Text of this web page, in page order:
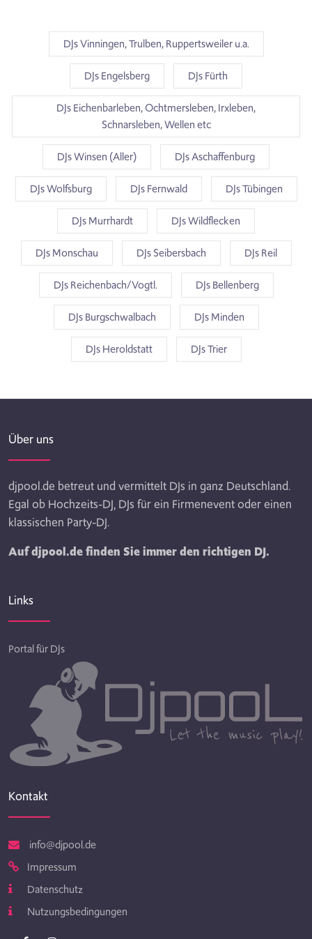
DJs Vinningen, Trulben, Ruppertsweiler u.a.
DJs Engelsberg DJs Fürth
DJs Eichenbarleben, Ochtmersleben, Irxleben,
Schnarsleben, Wellen etc
DJs Winsen (Aller) DJs Aschaffenburg
DJs Wolfsburg DJs Fernwald DJs Tübingen
DJs Murrhardt DJs Wildflecken
DJs Monschau DJs Seibersbach DJs Reil
DJs Reichenbach/Vogtl. DJs Bellenberg
DJs Burgschwalbach DJs Minden
DJs Heroldstatt DJs Trier
Über uns
djpool.de betreut und vermittelt DJs in ganz Deutschland.
Egal ob Hochzeits-DJ, DJs für ein Firmenevent oder einen
klassischen Party-DJ.
Auf djpool.de finden Sie immer den richtigen DJ.
Links
Portal für DJs
Kontakt
info@djpool.de
Impressum
Datenschutz
Nutzungsbedingungen